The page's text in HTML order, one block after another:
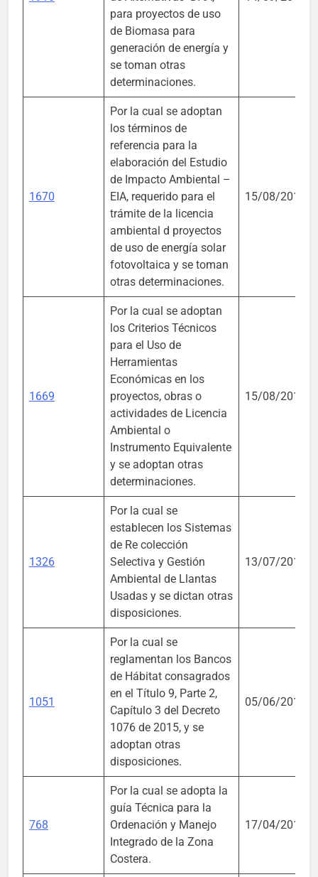
para proyectos de uso
de Biomasa para
generación de energía y
se toman otras
determinaciones.
1670
Por la cual se adoptan
los términos de
referencia para la
elaboración del Estudio
de Impacto Ambiental –
EIA, requerido para el
trámite de la licencia
ambiental d proyectos
de uso de energía solar
fotovoltaica y se toman
otras determinaciones.
15/08/2017
1669
Por la cual se adoptan
los Criterios Técnicos
para el Uso de
Herramientas
Económicas en los
proyectos, obras o
actividades de Licencia
Ambiental o
Instrumento Equivalente
y se adoptan otras
determinaciones.
15/08/2017
1326
Por la cual se
establecen los Sistemas
de Re colección
Selectiva y Gestión
Ambiental de Llantas
Usadas y se dictan otras
disposiciones.
13/07/2017
1051
Por la cual se
reglamentan los Bancos
de Hábitat consagrados
en el Título 9, Parte 2,
Capítulo 3 del Decreto
1076 de 2015, y se
adoptan otras
disposiciones.
05/06/2017
768
Por la cual se adopta la
guía Técnica para la
Ordenación y Manejo
Integrado de la Zona
Costera.
17/04/2017